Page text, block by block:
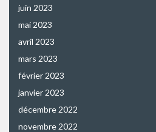
juin 2023
mai 2023
avril 2023
mars 2023
février 2023
janvier 2023
décembre 2022
novembre 2022